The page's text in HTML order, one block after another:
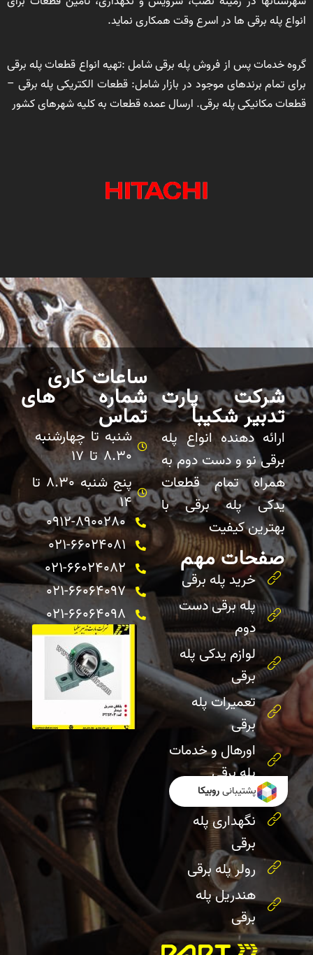
انواع پله برقی ها در اسرع وقت همکاری نماید.
گروه خدمات پس از فروش پله برقی شامل :تهیه انواع قطعات پله برقی
برای تمام برندهای موجود در بازار شامل: قطعات الکتریکی پله برقی –
قطعات مکانیکی پله برقی. ارسال عمده قطعات به کلیه شهرهای کشور
شرکت پارت
تدبیر شکیبا
ارائه دهنده انواع پله
برقی نو و دست دوم به
همراه تمام قطعات
یدکی پله برقی با
بهترین کیفیت
صفحات مهم
خرید پله برقی
پله برقی دست
دوم
لوازم یدکی پله
برقی
تعمیرات پله
برقی
اورهال و خدمات
پله برقی
سرویس و
نگهداری پله
برقی
رولر پله برقی
هندریل پله
برقی
ساعات کاری
شنبه تا چهارشنبه
8.30 تا 17
پنج شنبه 8.30 تا
14
شماره های
تماس
0912-8900280
021-66024081
021-66024082 ​
021-66064097
021-66064098
پشتیبانیروبیکا